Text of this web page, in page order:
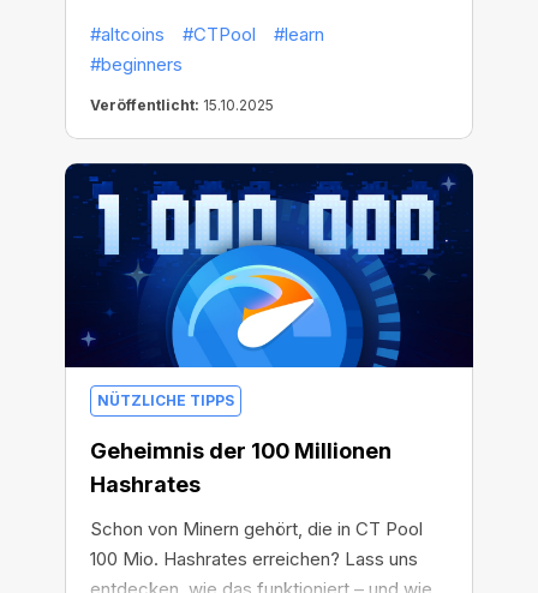
#altcoins
#CTPool
#learn
#beginners
Veröffentlicht: 15.10.2025
NÜTZLICHE TIPPS
Geheimnis der 100 Millionen
Hashrates
Schon von Minern gehört, die in CT Pool
100 Mio. Hashrates erreichen? Lass uns